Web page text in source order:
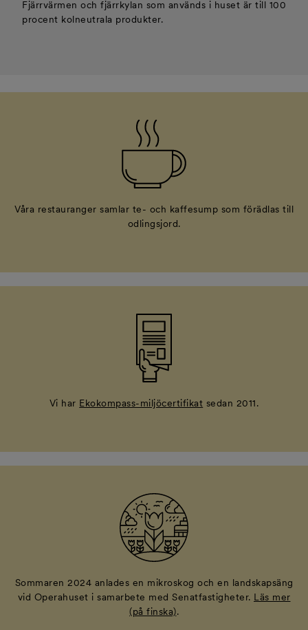
Fjärrvärmen och fjärrkylan som används i huset är till 100
procent kolneutrala produkter.
Våra restauranger samlar te- och kaffesump som förädlas till
odlingsjord.
Vi har Ekokompass-miljöcertifikat sedan 2011.
Sommaren 2024 anlades en mikroskog och en landskapsäng
vid Operahuset i samarbete med Senatfastigheter. Läs mer
(på finska).